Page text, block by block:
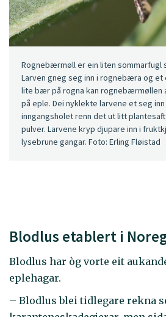
Rognebærmøll er ein liten sommarfugl
Larven gneg seg inn i rognebæra og
lite bær på rogna kan rognebærmøllen
på eple. Dei nyklekte larvene et seg
inngangsholet renn det ut litt
pulver. Larvene kryp djupare inn i
lysebrune gangar. Foto: Erling Fløistad
Blodlus etablert i
Blodlus har òg vorte eit
eplehagar.
– Blodlus blei tidlegare rekna